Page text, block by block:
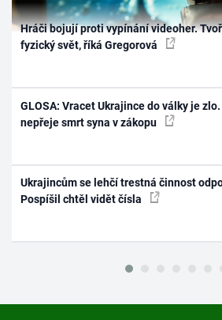
Hráči bojují proti vypínání videoher.
fyzický svět, říká Gregorová
GLOSA: Vracet Ukrajince do války je
nepřeje smrt syna v zákopu
Ukrajincům se lehčí trestná činnost
Pospíšil chtěl vidět čísla